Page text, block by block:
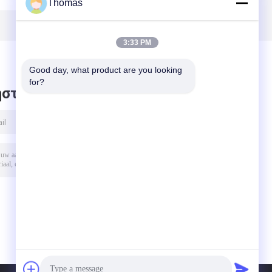
Εγχειριτική
επαναφορά, για
επαναφορά, για
έλεγχο της
θερμοκρασίας
μήνυμα
Thomas
3:33 PM
Good day, what product are you looking
for?